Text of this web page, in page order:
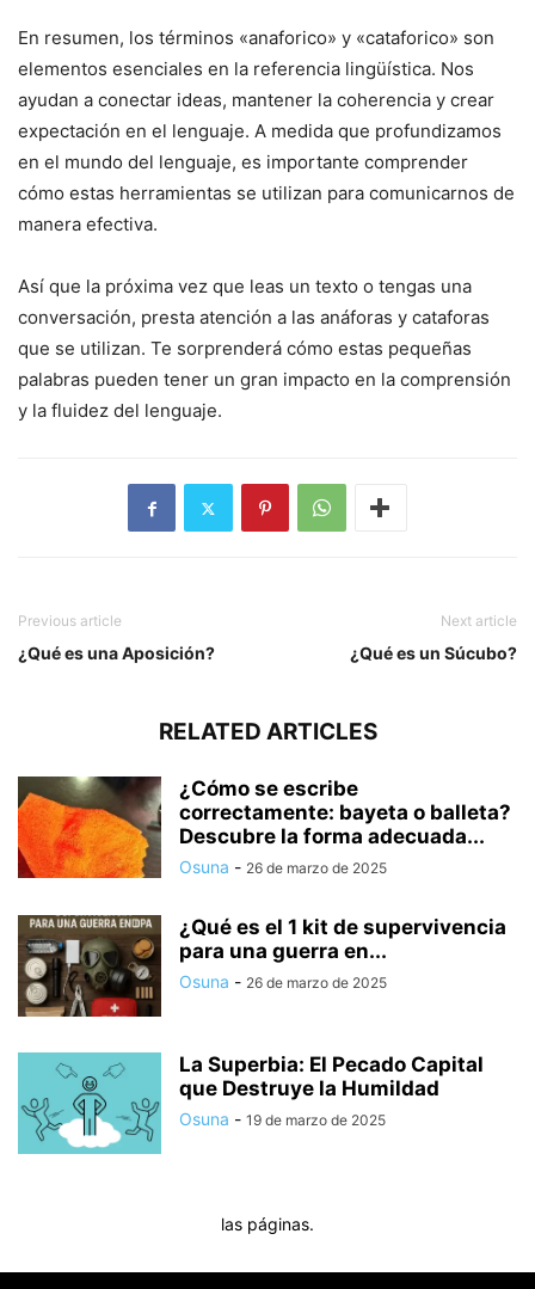
En resumen, los términos «anaforico» y «cataforico» son
elementos esenciales en la referencia lingüística. Nos
ayudan a conectar ideas, mantener la coherencia y crear
expectación en el lenguaje. A medida que profundizamos
en el mundo del lenguaje, es importante comprender
cómo estas herramientas se utilizan para comunicarnos de
manera efectiva.
Así que la próxima vez que leas un texto o tengas una
conversación, presta atención a las anáforas y cataforas
que se utilizan. Te sorprenderá cómo estas pequeñas
palabras pueden tener un gran impacto en la comprensión
y la fluidez del lenguaje.
Previous article
¿Qué es una Aposición?
Next article
¿Qué es un Súcubo?
RELATED ARTICLES
¿Cómo se escribe
correctamente: bayeta o balleta?
Descubre la forma adecuada...
Osuna - 26 de marzo de 2025
¿Qué es el 1 kit de supervivencia
para una guerra en...
Osuna - 26 de marzo de 2025
La Superbia: El Pecado Capital
que Destruye la Humildad
Osuna - 19 de marzo de 2025
las páginas.